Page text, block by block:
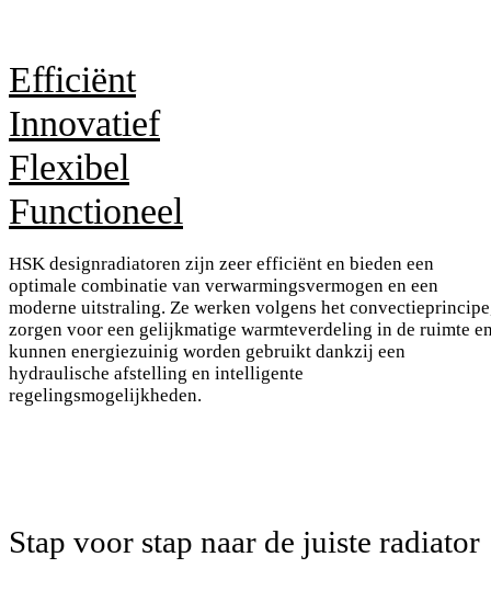
Efficiënt
HSK designradiatoren zijn zeer efficiënt en bieden een
optimale combinatie van verwarmingsvermogen en een
moderne uitstraling. Ze werken volgens het
zorgen voor een gelijkmatige warmteverdeling in de ruimte
kunnen energiezuinig worden gebruikt dankzij een
hydraulische afstelling en intelligente
regelingsmogelijkheden.
Innovatief
Flexibel
Functioneel
Stap voor stap naar de juiste radiator